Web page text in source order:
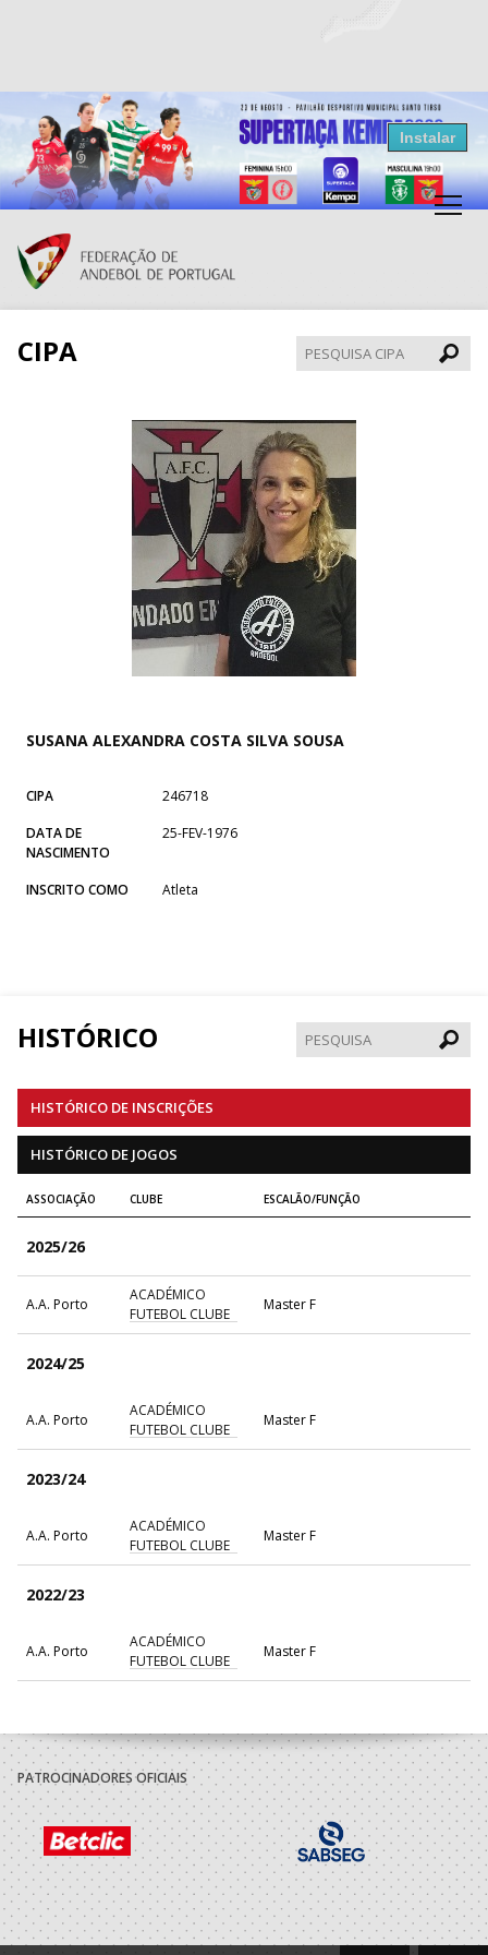
Resultados Andebol
Federação de Andebol de Portugal
Grátis - Disponivel na Play Store
Instalar
CIPA
CIPA
SUSANA ALEXANDRA COSTA SILVA SOUSA
CIPA
246718
DATA DE
NASCIMENTO
25-FEV-1976
INSCRITO COMO Atleta
HISTÓRICO
HISTÓRICO DE INSCRIÇÕES
HISTÓRICO DE JOGOS
ASSOCIAÇÃO CLUBE ESCALÃO/FUNÇÃO
2025/26
A.A. Porto
ACADÉMICO
FUTEBOL CLUBE
Master F
2024/25
A.A. Porto
ACADÉMICO
FUTEBOL CLUBE
Master F
2023/24
A.A. Porto
ACADÉMICO
FUTEBOL CLUBE
Master F
2022/23
A.A. Porto
ACADÉMICO
FUTEBOL CLUBE
Master F
PATROCINADORES OFICIAIS